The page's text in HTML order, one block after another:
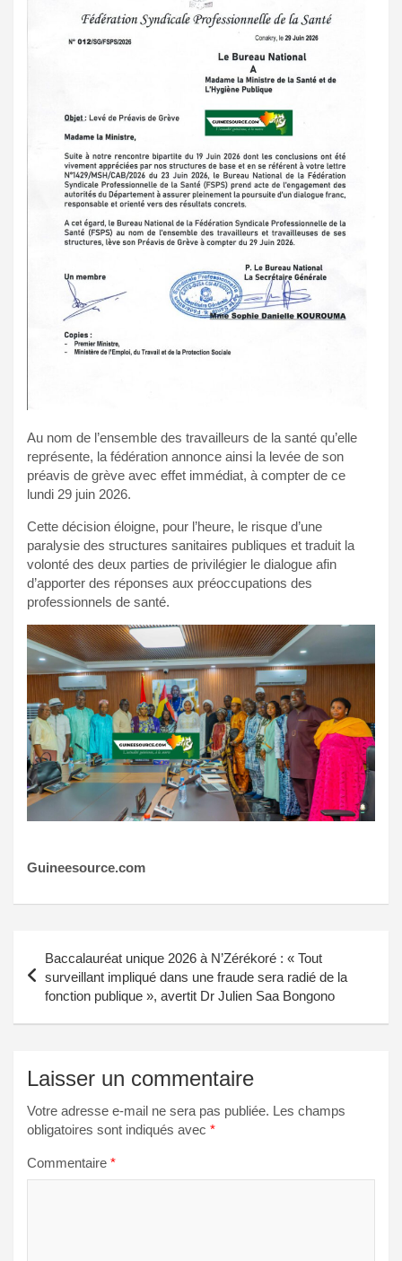
Au nom de l’ensemble des travailleurs de la santé qu’elle
représente, la fédération annonce ainsi la levée de son
préavis de grève avec effet immédiat, à compter de ce
lundi 29 juin 2026.
Cette décision éloigne, pour l’heure, le risque d’une
paralysie des structures sanitaires publiques et traduit la
volonté des deux parties de privilégier le dialogue afin
d’apporter des réponses aux préoccupations des
professionnels de santé.
Guineesource.com
de
l’article
Baccalauréat unique 2026 à N’Zérékoré : « Tout
surveillant impliqué dans une fraude sera radié de la
fonction publique », avertit Dr Julien Saa Bongono
Laisser un commentaire
Votre adresse e-mail ne sera pas publiée. Les champs
obligatoires sont indiqués avec *
Commentaire *